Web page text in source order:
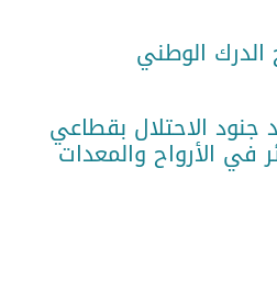
الوطني
الاحتلال بقطاعي
في الأرواح والمعدات